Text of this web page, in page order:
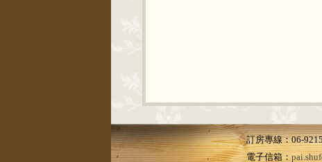
訂房專線：06-
電子信箱：